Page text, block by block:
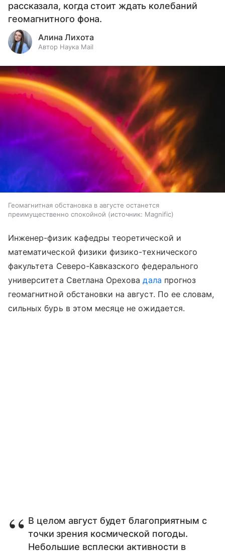
рассказала, когда стоит ждать колебаний
геомагнитного фона.
Алина Лихота
Автор Наука Mail
Геомагнитная обстановка в августе останется
преимущественно спокойной
источник: Magnific
Инженер-физик кафедры теоретической и
математической физики физико-технического
факультета Северо-Кавказского федерального
университета Светлана Ореховадала прогноз
геомагнитной обстановки на август. По ее словам,
сильных бурь в этом месяце не ожидается.
В целом август будет благоприятным с
точки зрения космической погоды.
Небольшие всплески активности в